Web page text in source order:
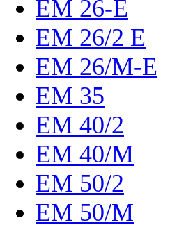
EM 26-E
EM 26/2 E
EM 26/M-E
EM 35
EM 40/2
EM 40/M
EM 50/2
EM 50/M